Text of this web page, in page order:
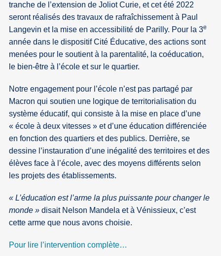
tranche de l’extension de Joliot Curie, et cet été 2022
seront réalisés des travaux de rafraîchissement à Paul
Langevin et la mise en accessibilité de Parilly. Pour la 3e
année dans le dispositif Cité Éducative, des actions sont
menées pour le soutient à la parentalité, la coéducation,
le bien-être à l’école et sur le quartier.
Notre engagement pour l’école n’est pas partagé par
Macron qui soutien une logique de territorialisation du
système éducatif, qui consiste à la mise en place d’une
« école à deux vitesses » et d’une éducation différenciée
en fonction des quartiers et des publics. Derrière, se
dessine l’instauration d’une inégalité des territoires et des
élèves face à l’école, avec des moyens différents selon
les projets des établissements.
« L’éducation est l’arme la plus puissante pour changer le
monde » disait Nelson Mandela et à Vénissieux, c’est
cette arme que nous avons choisie.
Pour lire l’intervention complète…